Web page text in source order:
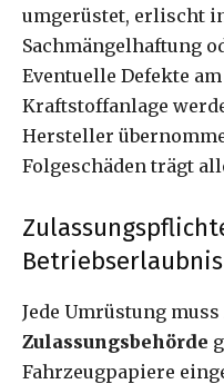
umgerüstet, erlischt
Sachmängelhaftung
Eventuelle Defekte
Kraftstoffanlage
Hersteller
Folgeschäden trägt
Betriebserlaubnis
Jede Umrüstung
Zulassungsbehörde
Fahrzeugpapiere